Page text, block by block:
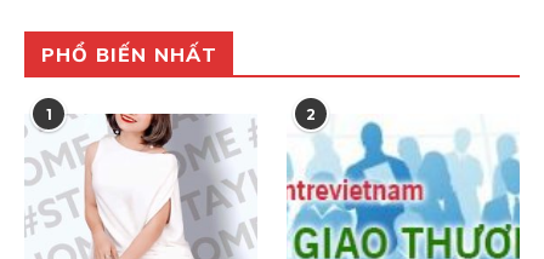
PHỔ BIẾN NHẤT
1 2